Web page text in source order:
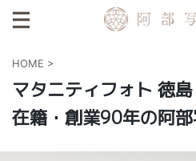
HOME >
マタニティフォト 徳
在籍・創業90年の阿